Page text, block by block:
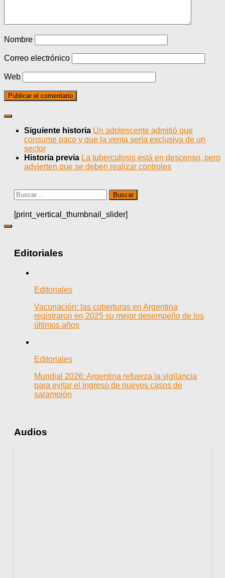
Nombre
Correo electrónico
Web
Siguiente historia Un adolescente admitió que
consume paco y que la venta sería exclusiva de un
sector
Historia previa La tuberculosis está en descenso, pero
advierten que se deben realizar controles
Buscar:
[print_vertical_thumbnail_slider]
Editoriales
Editoriales
Vacunación: las coberturas en Argentina
registraron en 2025 su mejor desempeño de los
últimos años
Editoriales
Mundial 2026: Argentina refuerza la vigilancia
para evitar el ingreso de nuevos casos de
sarampión
Audios